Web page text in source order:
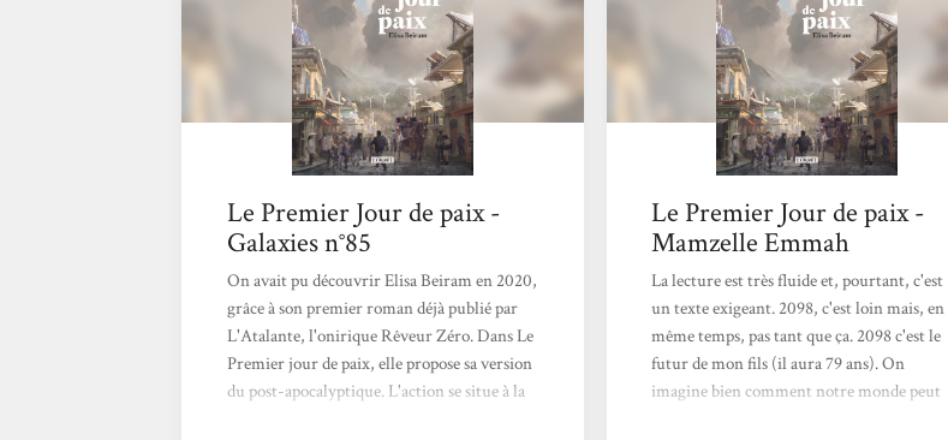
Le Premier Jour de paix -
Galaxies n°85
On avait pu découvrir Elisa Beiram en 2020,
grâce à son premier roman déjà publié par
L'Atalante, l'onirique Rêveur Zéro. Dans Le
Premier jour de paix, elle propose sa version
du post-apocalyptique. L'action se situe à la
Le Premier Jour de paix -
Mamzelle Emmah
La lecture est très fluide et, pourtant, c'est
un texte exigeant. 2098, c'est loin mais, en
même temps, pas tant que ça. 2098 c'est le
futur de mon fils (il aura 79 ans). On
imagine bien comment notre monde peut